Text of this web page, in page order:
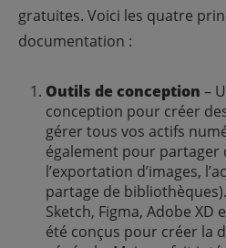
gratuites. Voici les quatre
documentation :
Outils de conception –
conception pour créer
gérer tous vos actifs
également pour partager
l’exportation d’images,
partage de
Sketch, Figma, Adobe XD
été conçus pour créer la